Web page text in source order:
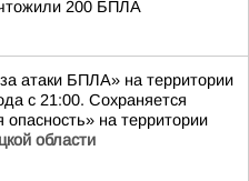
200 БПЛА
атаки БПЛА» на территории
с 21:00. Сохраняется
на территории
области